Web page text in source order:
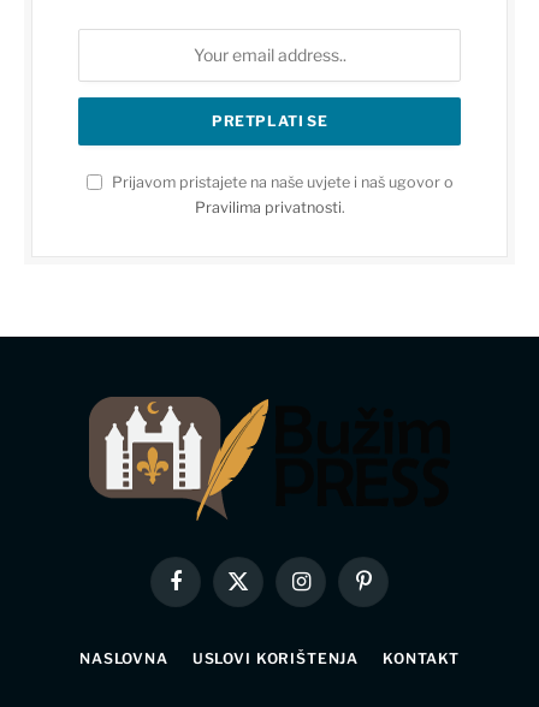
Prijavom pristajete na naše uvjete i naš ugovor o
Pravilima privatnosti.
Facebook
X
(Twitter)
InstagramPinterest
NASLOVNA USLOVI KORIŠTENJA KONTAKT